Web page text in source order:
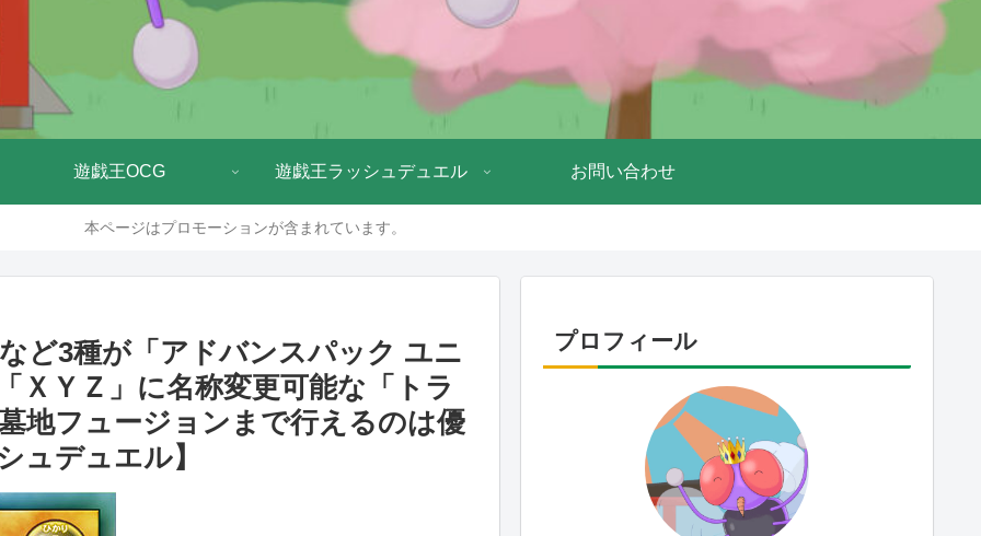
遊戯王OCG 遊戯王ラッシュデュエル お問い合わせ
本ページはプロモーションが含まれています。
ど3種が「アドバンスパック ユニ
ＸＹＺ」に名称変更可能な「トラ
地フュージョンまで行えるのは優
ュデュエル】
プロフィール